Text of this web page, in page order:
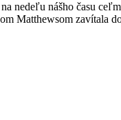
nedeľu nášho času
Matthewsom